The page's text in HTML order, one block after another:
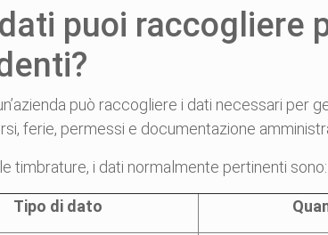
puoi raccogliere
può raccogliere i dati necessari per
ferie, permessi e documentazione
timbrature, i dati normalmente pertinenti sono:
Tipo di dato